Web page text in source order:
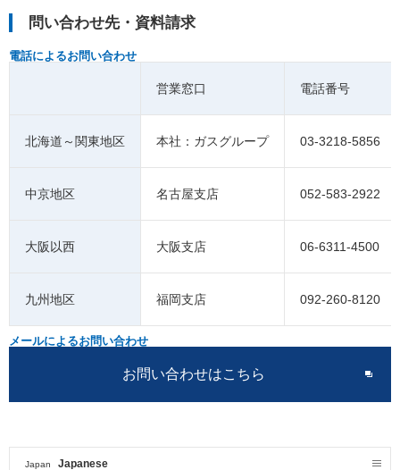
問い合わせ先・資料請求
電話によるお問い合わせ
営業窓口 電話番号
北海道～関東地区 本社：ガスグループ 03-3218-5856
中京地区 名古屋支店 052-583-2922
大阪以西 大阪支店 06-6311-4500
九州地区 福岡支店 092-260-8120
メールによるお問い合わせ
お問い合わせはこちら
Japan Japanese